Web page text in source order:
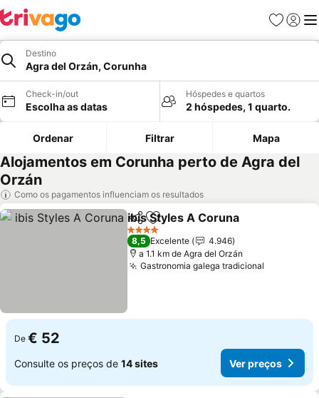
Favoritos
Iniciar
Destino
Agra del Orzán, Corunha
Check-in/out
Escolha as datas
Hóspedes e quartos
2 hóspedes, 1 quarto.
Ordenar Filtrar Mapa
Alojamentos em Corunha perto de Agra del
Orzán
Como os pagamentos influenciam os resultados
PartilharAdicionar aos favoritos
ibis Styles A Coruna
4 Estrelas
8,5 Excelente
4.946
a 1.1 km de Agra del Orzán
Gastronomia galega tradicional
De € 52
Consulte os preços de 14 sites Ver preços